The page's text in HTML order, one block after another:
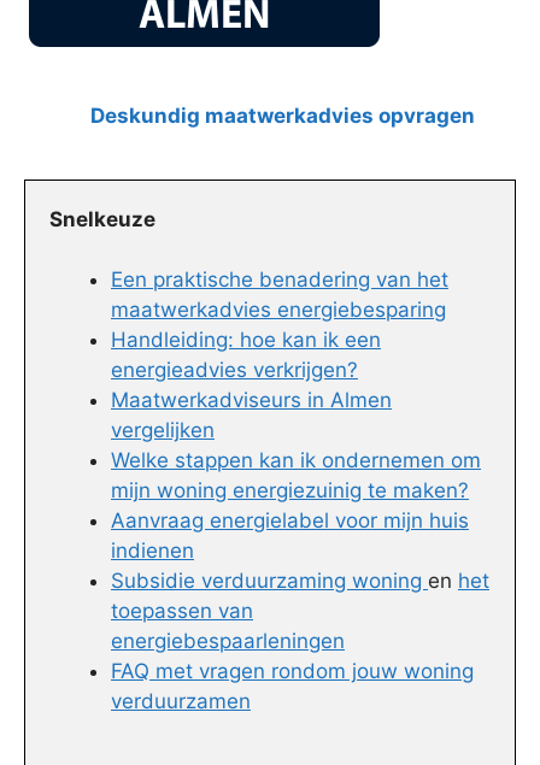
Deskundig maatwerkadvies opvragen
Snelkeuze
Een praktische benadering van het
maatwerkadvies energiebesparing
Handleiding: hoe kan ik een
energieadvies verkrijgen?
Maatwerkadviseurs in Almen
vergelijken
Welke stappen kan ik ondernemen om
mijn woning energiezuinig te maken?
Aanvraag energielabel voor mijn huis
indienen
Subsidie verduurzaming woning en het
toepassen van
energiebespaarleningen
FAQ met vragen rondom jouw woning
verduurzamen